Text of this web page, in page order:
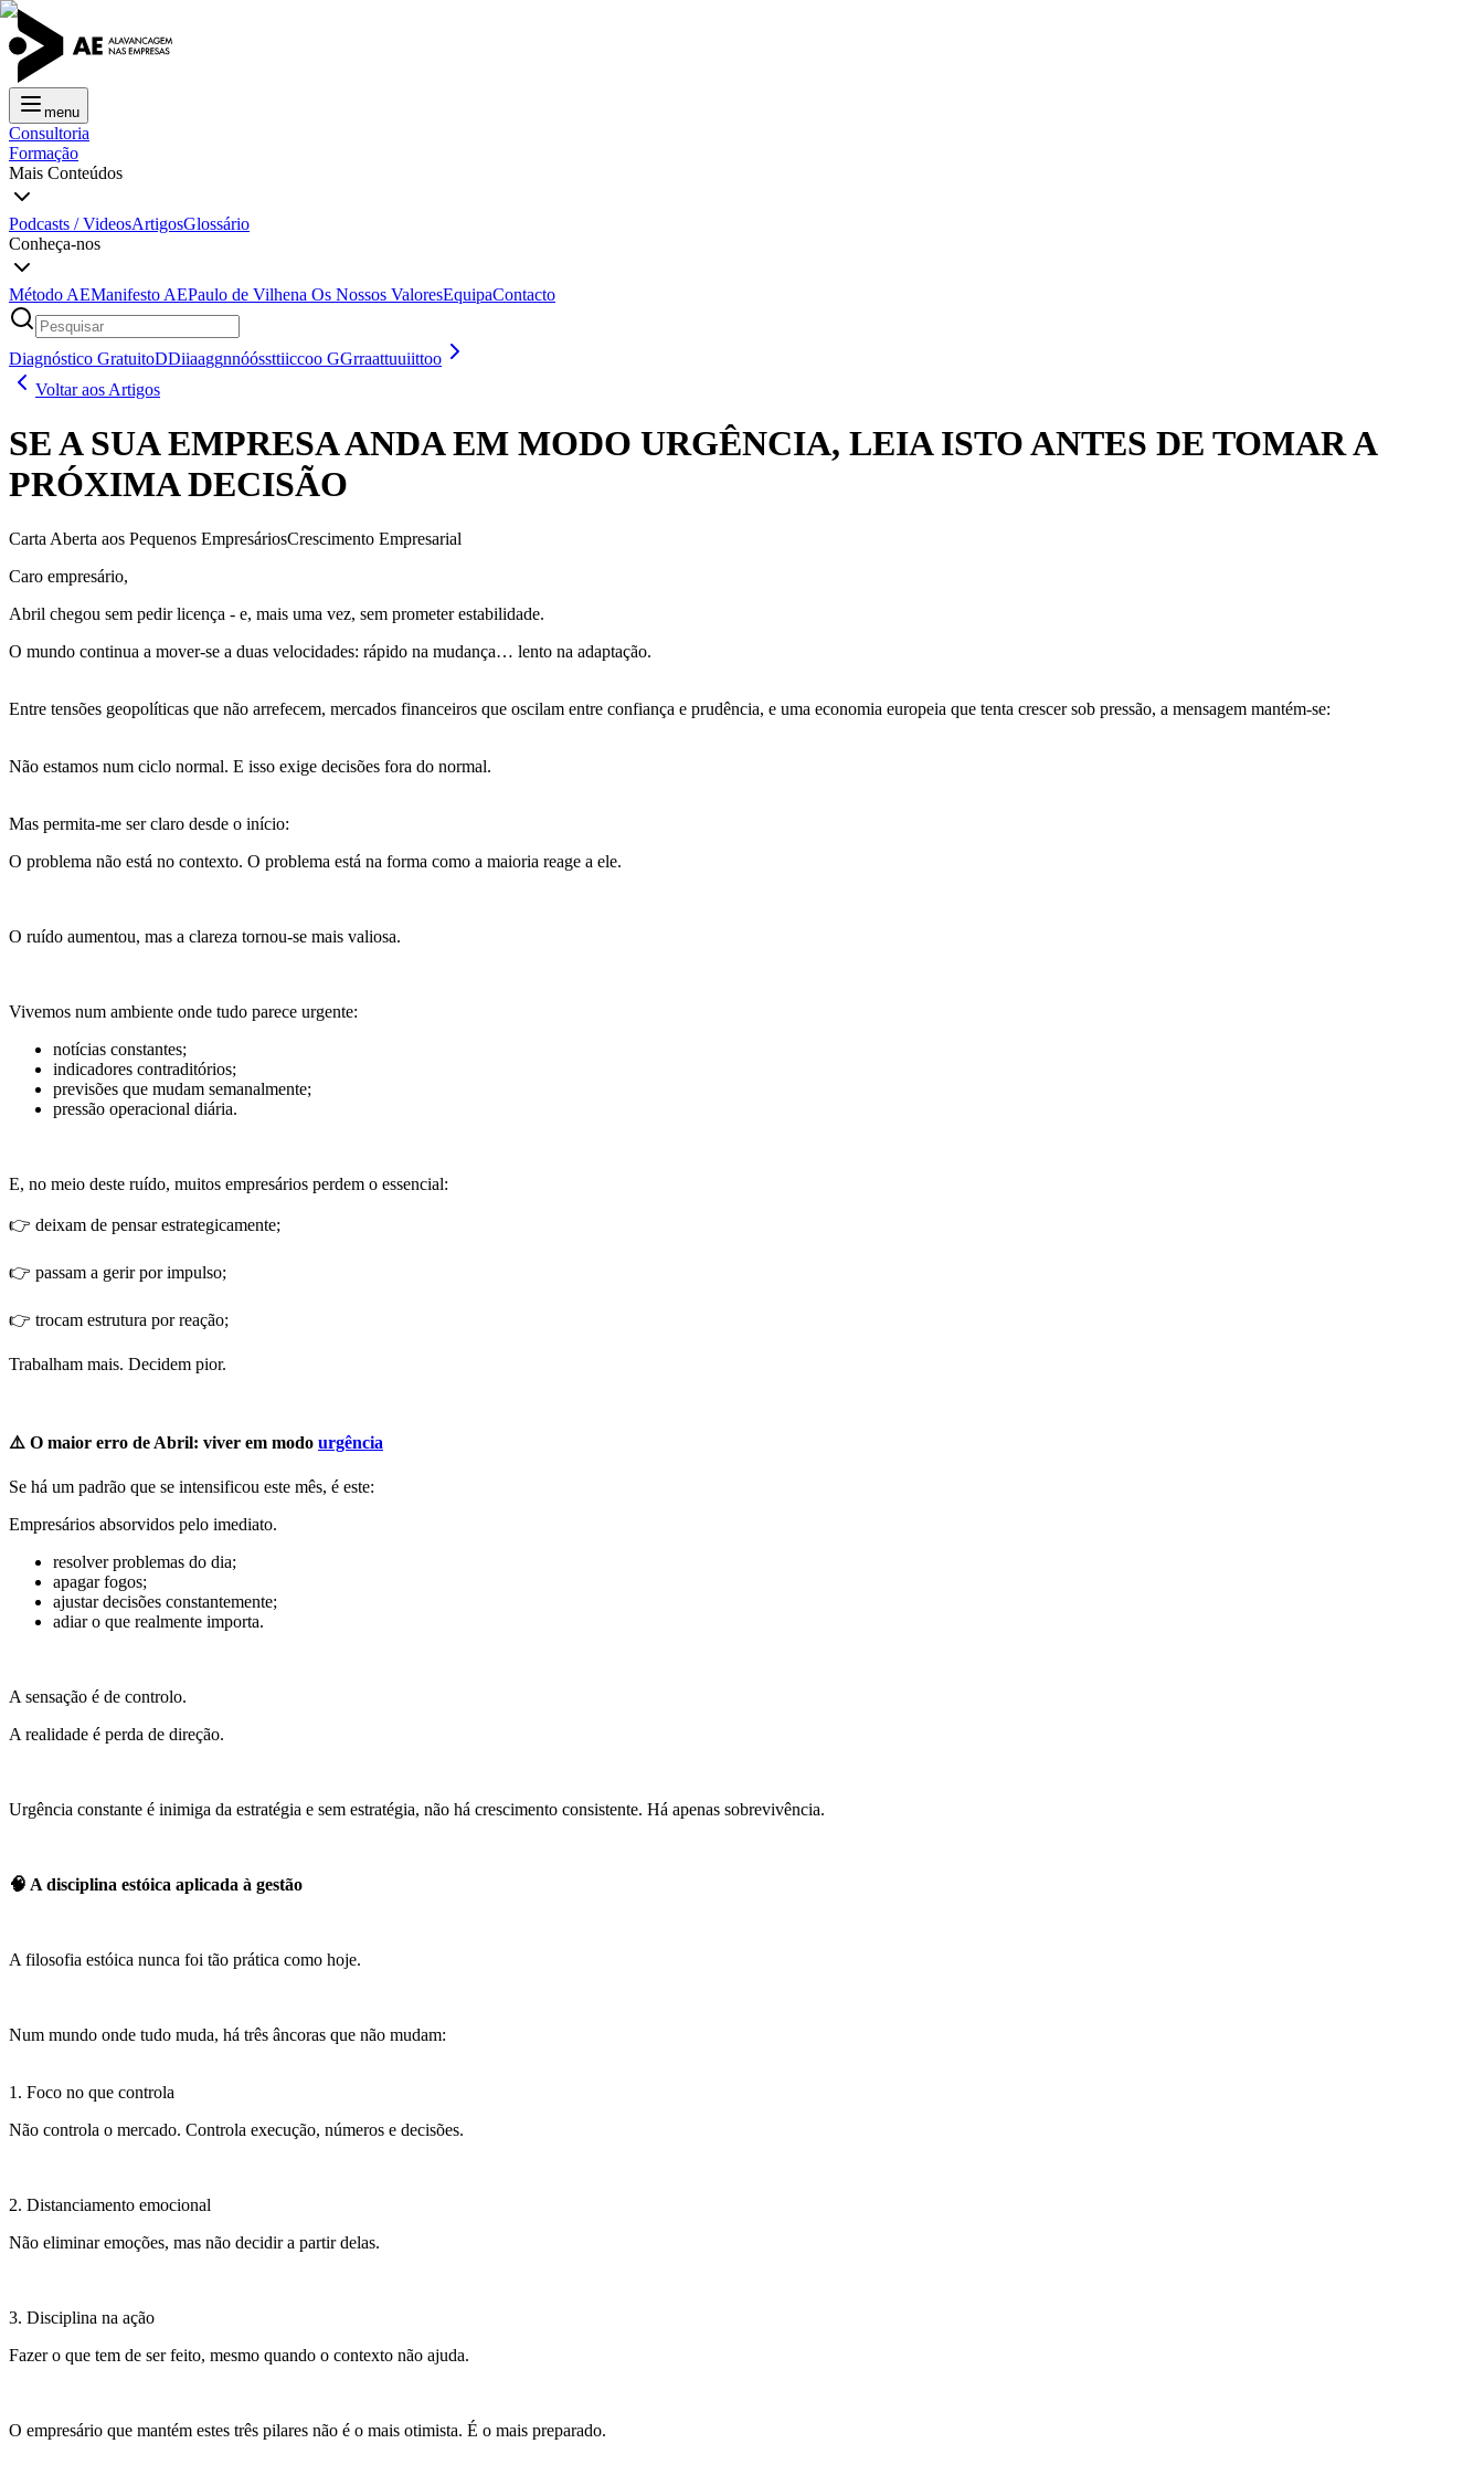
menu
Consultoria
Formação
Mais Conteúdos
Podcasts / VideosArtigosGlossário
Conheça-nos
Método AEManifesto AEPaulo de Vilhena Os Nossos ValoresEquipaContacto
Diagnóstico GratuitoDDiiaaggnnóóssttiiccoo GGrraattuuiittoo
Voltar aos Artigos
SE A SUA EMPRESA ANDA EM MODO URGÊNCIA, LEIA ISTO ANTES DE TOMAR A
PRÓXIMA DECISÃO
Carta Aberta aos Pequenos EmpresáriosCrescimento Empresarial
Caro empresário,
Abril chegou sem pedir licença - e, mais uma vez, sem prometer estabilidade.
O mundo continua a mover-se a duas velocidades: rápido na mudança… lento na adaptação.
Entre tensões geopolíticas que não arrefecem, mercados financeiros que oscilam entre confiança e prudência, e uma economia europeia que tenta crescer sob pressão, a mensagem mantém-se:
Não estamos num ciclo normal. E isso exige decisões fora do normal.
Mas permita-me ser claro desde o início:
O problema não está no contexto. O problema está na forma como a maioria reage a ele.
O ruído aumentou, mas a clareza tornou-se mais valiosa.
Vivemos num ambiente onde tudo parece urgente:
notícias constantes;
indicadores contraditórios;
previsões que mudam semanalmente;
pressão operacional diária.
E, no meio deste ruído, muitos empresários perdem o essencial:
👉 deixam de pensar estrategicamente;
👉 passam a gerir por impulso;
👉 trocam estrutura por reação;
Trabalham mais. Decidem pior.
⚠️ O maior erro de Abril: viver em modo urgência
Se há um padrão que se intensificou este mês, é este:
Empresários absorvidos pelo imediato.
resolver problemas do dia;
apagar fogos;
ajustar decisões constantemente;
adiar o que realmente importa.
A sensação é de controlo.
A realidade é perda de direção.
Urgência constante é inimiga da estratégia e sem estratégia, não há crescimento consistente. Há apenas sobrevivência.
🧠 A disciplina estóica aplicada à gestão
A filosofia estóica nunca foi tão prática como hoje.
Num mundo onde tudo muda, há três âncoras que não mudam:
1. Foco no que controla
Não controla o mercado. Controla execução, números e decisões.
2. Distanciamento emocional
Não eliminar emoções, mas não decidir a partir delas.
3. Disciplina na ação
Fazer o que tem de ser feito, mesmo quando o contexto não ajuda.
O empresário que mantém estes três pilares não é o mais otimista. É o mais preparado.